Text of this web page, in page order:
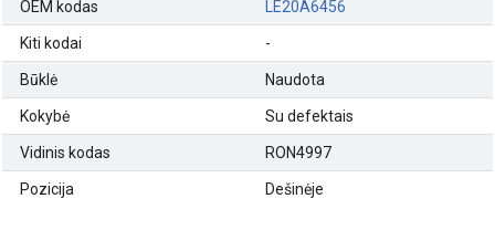
OEM kodas LE20A6456
Kiti kodai -
Būklė Naudota
Kokybė Su defektais
Vidinis kodas RON4997
Pozicija Dešinėje